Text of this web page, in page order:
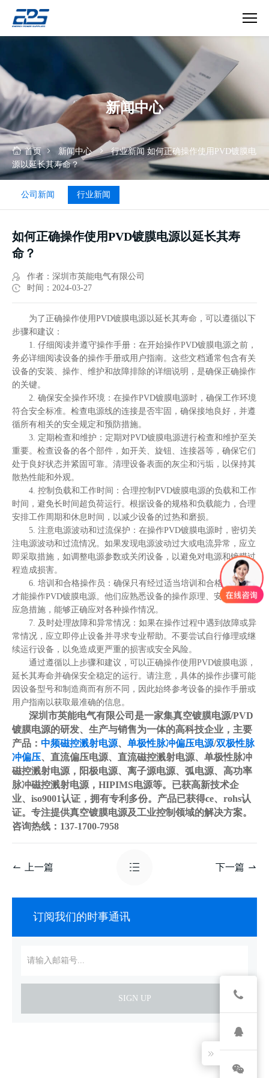
镀
电
源
新闻中心
首页 新闻中心 行业新闻 如何正确操作使用PVD镀膜电
源以延长其寿命？
公司新闻 行业新闻
如何正确操作使用PVD镀膜电源以延长其寿
命？
作者：深圳市英能电气有限公司
时间：2024-03-27
为了正确操作使用PVD镀膜电源以延长其寿命，可以遵循以下
步骤和建议：
1. 仔细阅读并遵守操作手册：在开始操作PVD镀膜电源之前，
务必详细阅读设备的操作手册或用户指南。这些文档通常包含有关
设备的安装、操作、维护和故障排除的详细说明，是确保正确操作
的关键。
2. 确保安全操作环境：在操作PVD镀膜电源时，确保工作环境
符合安全标准。检查电源线的连接是否牢固，确保接地良好，并遵
循所有相关的安全规定和预防措施。
3. 定期检查和维护：定期对PVD镀膜电源进行检查和维护至关
重要。检查设备的各个部件，如开关、旋钮、连接器等，确保它们
处于良好状态并紧固可靠。清理设备表面的灰尘和污垢，以保持其
散热性能和外观。
4. 控制负载和工作时间：合理控制PVD镀膜电源的负载和工作
时间，避免长时间超负荷运行。根据设备的规格和负载能力，合理
安排工作周期和休息时间，以减少设备的过热和磨损。
5. 注意电源波动和过流保护：在操作PVD镀膜电源时，密切关
注电源波动和过流情况。如果发现电源波动过大或电流异常，应立
即采取措施，如调整电源参数或关闭设备，以避免对电源和镀膜过
程造成损害。
6. 培训和合格操作员：确保只有经过适当培训和合格的操作员
才能操作PVD镀膜电源。他们应熟悉设备的操作原理、安全规定和
应急措施，能够正确应对各种操作情况。
7. 及时处理故障和异常情况：如果在操作过程中遇到故障或异
常情况，应立即停止设备并寻求专业帮助。不要尝试自行修理或继
续运行设备，以免造成更严重的损害或安全风险。
通过遵循以上步骤和建议，可以正确操作使用PVD镀膜电源，
延长其寿命并确保安全稳定的运行。请注意，具体的操作步骤可能
因设备型号和制造商而有所不同，因此始终参考设备的操作手册或
用户指南以获取最准确的信息。
深圳市英能电气有限公司是一家集真空镀膜电源/PVD
镀膜电源的研发、生产与销售为一体的高科技企业，主要
产品： 中频磁控溅射电源、 单极性脉冲偏压电源/双极性脉
冲偏压、直流偏压电源、直流磁控溅射电源、单极性脉冲
磁控溅射电源，阳极电源、离子源电源、弧电源、高功率
脉冲磁控溅射电源，HIPIMS电源等。已获高新技术企
业、iso9001认证，拥有专利多份。产品已获得ce、rohs认
证。专注提供真空镀膜电源及工业控制领域的解决方案。
咨询热线：137-1700-7958
上一篇 下一篇
订阅我们的时事通讯
SIGN UP